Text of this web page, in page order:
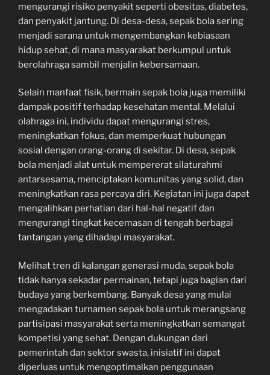
mengurangi risiko penyakit seperti obesitas, diabetes,
dan penyakit jantung. Di desa-desa, sepak bola sering
menjadi sarana untuk mengembangkan kebiasaan
hidup sehat, di mana masyarakat berkumpul untuk
berolahraga sambil menjalin kebersamaan.
Selain manfaat fisik, bermain sepak bola juga memiliki
dampak positif terhadap kesehatan mental. Melalui
olahraga ini, individu dapat mengurangi stres,
meningkatkan fokus, dan memperkuat hubungan
sosial dengan orang-orang di sekitar. Di desa, sepak
bola menjadi alat untuk mempererat silaturahmi
antarsesama, menciptakan komunitas yang solid, dan
meningkatkan rasa percaya diri. Kegiatan ini juga dapat
mengalihkan perhatian dari hal-hal negatif dan
mengurangi tingkat kecemasan di tengah berbagai
tantangan yang dihadapi masyarakat.
Melihat tren di kalangan generasi muda, sepak bola
tidak hanya sekadar permainan, tetapi juga bagian dari
budaya yang berkembang. Banyak desa yang mulai
mengadakan turnamen sepak bola untuk merangsang
partisipasi masyarakat serta meningkatkan semangat
kompetisi yang sehat. Dengan dukungan dari
pemerintah dan sektor swasta, inisiatif ini dapat
diperluas untuk mengoptimalkan penggunaan